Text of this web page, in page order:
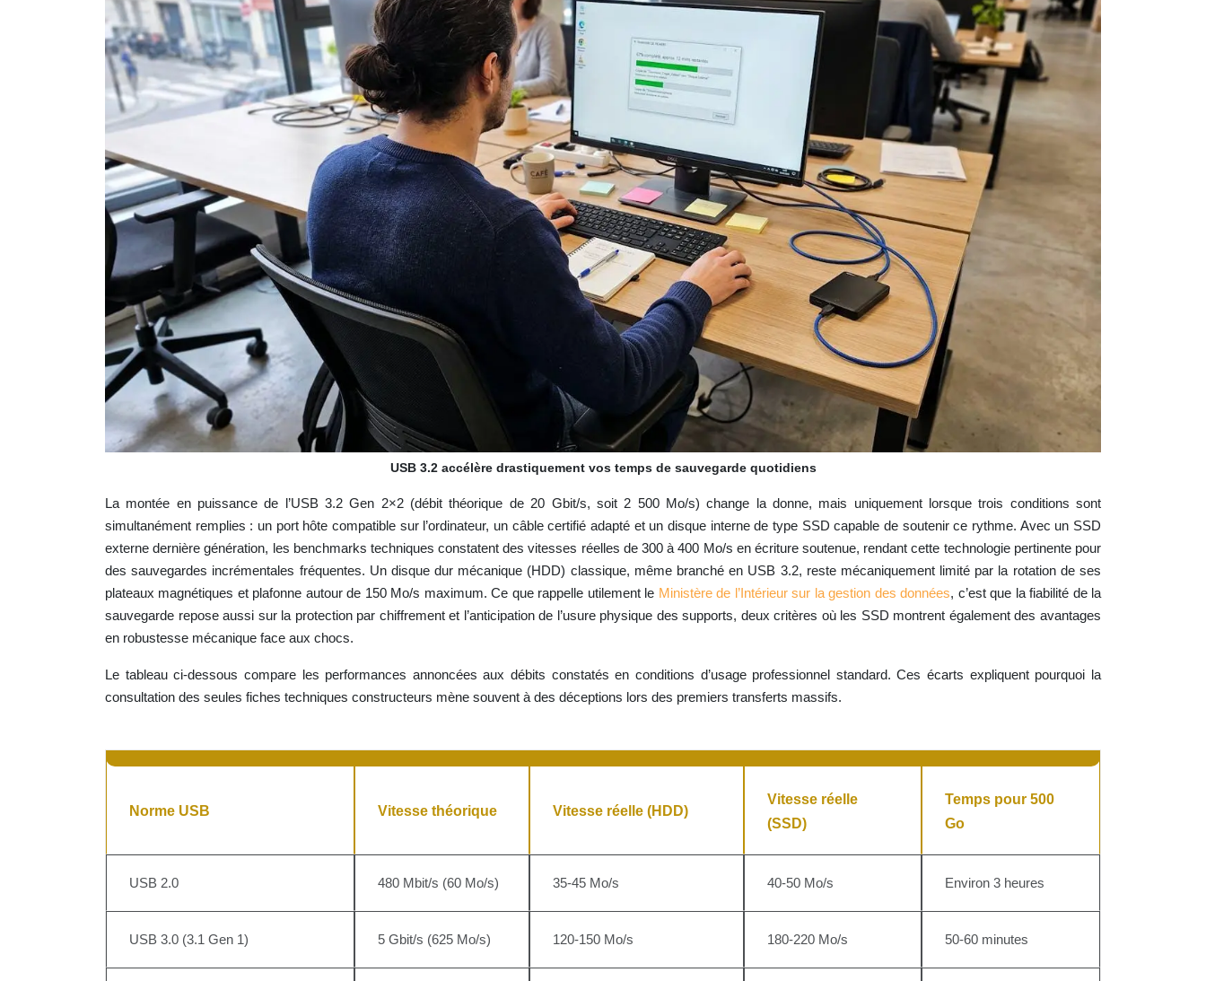
USB 3.2 accélère drastiquement vos temps de sauvegarde quotidiens
La montée en puissance de l’USB 3.2 Gen 2×2 (débit théorique de 20 Gbit/s, soit 2 500 Mo/s) change la donne, mais uniquement lorsque trois conditions sont
simultanément remplies : un port hôte compatible sur l’ordinateur, un câble certifié adapté et un disque interne de type SSD capable de soutenir ce rythme. Avec un SSD
externe dernière génération, les benchmarks techniques constatent des vitesses réelles de 300 à 400 Mo/s en écriture soutenue, rendant cette technologie pertinente pour
des sauvegardes incrémentales fréquentes. Un disque dur mécanique (HDD) classique, même branché en USB 3.2, reste mécaniquement limité par la rotation de ses
plateaux magnétiques et plafonne autour de 150 Mo/s maximum. Ce que rappelle utilement le Ministère de l’Intérieur sur la gestion des données, c’est que la fiabilité de la
sauvegarde repose aussi sur la protection par chiffrement et l’anticipation de l’usure physique des supports, deux critères où les SSD montrent également des avantages
en robustesse mécanique face aux chocs.
Le tableau ci-dessous compare les performances annoncées aux débits constatés en conditions d’usage professionnel standard. Ces écarts expliquent pourquoi la
consultation des seules fiches techniques constructeurs mène souvent à des déceptions lors des premiers transferts massifs.
Norme USB Vitesse théorique Vitesse réelle (HDD)
Vitesse réelle
(SSD)
Temps pour 500
Go
USB 2.0 480 Mbit/s (60 Mo/s) 35-45 Mo/s 40-50 Mo/s Environ 3 heures
USB 3.0 (3.1 Gen 1) 5 Gbit/s (625 Mo/s) 120-150 Mo/s 180-220 Mo/s 50-60 minutes